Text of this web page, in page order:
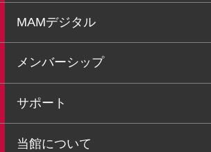
MAMデジタル
メンバーシップ
サポート
当館について